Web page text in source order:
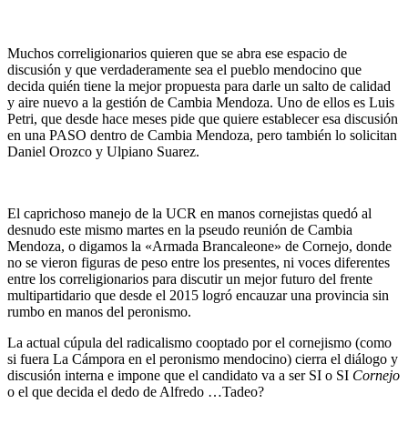
Muchos correligionarios quieren que se abra ese espacio de
discusión y que verdaderamente sea el pueblo mendocino que
decida quién tiene la mejor propuesta para darle un salto de calidad
y aire nuevo a la gestión de Cambia Mendoza. Uno de ellos es Luis
Petri, que desde hace meses pide que quiere establecer esa discusión
en una PASO dentro de Cambia Mendoza, pero también lo solicitan
Daniel Orozco y Ulpiano Suarez.
El caprichoso manejo de la UCR en manos cornejistas quedó al
desnudo este mismo martes en la pseudo reunión de Cambia
Mendoza, o digamos la «Armada Brancaleone» de Cornejo, donde
no se vieron figuras de peso entre los presentes, ni voces diferentes
entre los correligionarios para discutir un mejor futuro del frente
multipartidario que desde el 2015 logró encauzar una provincia sin
rumbo en manos del peronismo.
La actual cúpula del radicalismo cooptado por el cornejismo (como
si fuera La Cámpora en el peronismo mendocino) cierra el diálogo y
discusión interna e impone que el candidato va a ser SI o SI Cornejo
o el que decida el dedo de Alfredo …Tadeo?